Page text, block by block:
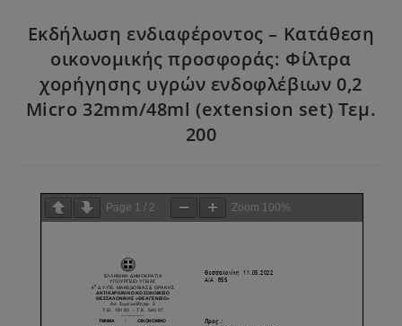
Εκδήλωση ενδιαφέροντος – Κατάθεση
οικονοµικής προσφοράς: Φίλτρα
χορήγησης υγρών ενδοφλέβιων 0,2
Micro 32mm/48ml (extension set) Τεµ.
200
Page 1 / 2 Zoom 100%